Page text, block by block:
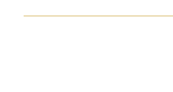
7,5x252